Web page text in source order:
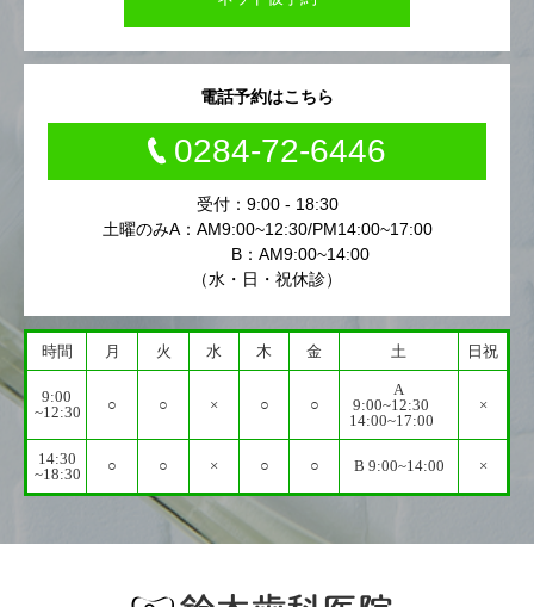
電話予約はこちら
0284-72-6446
受付：9:00 - 18:30
土曜のみA：AM9:00~12:30/PM14:00~17:00
B：AM9:00~14:00
（水・日・祝休診）
時間 月 火 水 木 金 土 日祝
9:00
~12:30
○ ○ × ○ ○
A
9:00~12:30
14:00~17:00
×
14:30
~18:30
○ ○ × ○ ○ B 9:00~14:00 ×